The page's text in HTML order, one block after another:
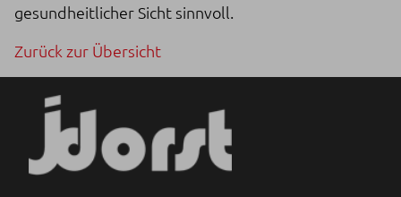
gesundheitlicher Sicht sinnvoll.
Zurück zur Übersicht